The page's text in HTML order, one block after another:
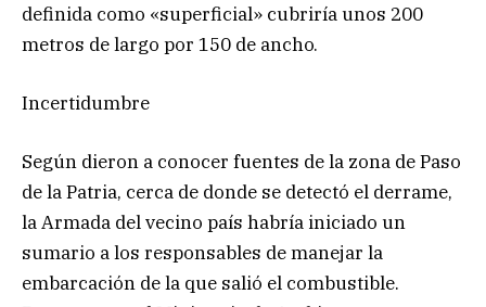
definida como «superficial» cubriría unos 200
metros de largo por 150 de ancho.
Incertidumbre
Según dieron a conocer fuentes de la zona de Paso
de la Patria, cerca de donde se detectó el derrame,
la Armada del vecino país habría iniciado un
sumario a los responsables de manejar la
embarcación de la que salió el combustible.